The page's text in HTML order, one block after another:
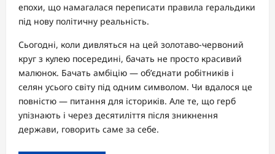
епохи, що намагалася переписати правила геральдики
під нову політичну реальність.
Сьогодні, коли дивляться на цей золотаво-червоний
круг з кулею посередині, бачать не просто красивий
малюнок. Бачать амбіцію — об’єднати робітників і
селян усього світу під одним символом. Чи вдалося це
повністю — питання для істориків. Але те, що герб
упізнають і через десятиліття після зникнення
держави, говорить саме за себе.